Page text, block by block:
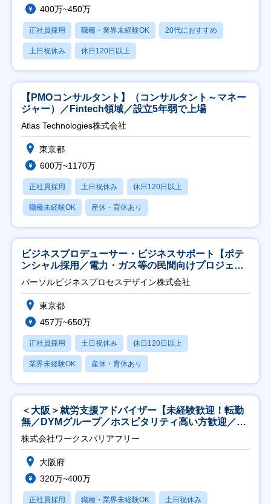
400万~450万
正社員採用 職種・業界未経験OK 20代におすすめ
土日祝休み 休日120日以上
【PMOコンサルタント】（コンサルタント～マネー
ジャー）／Fintech領域／設立5年弱で上場
Atlas Technologies株式会社
東京都
600万~1170万
正社員採用 土日祝休み 休日120日以上
職種未経験OK 産休・育休あり
ビジネスプロデューサー・ビジネスサポート【ポテ
ンシャル採用／電力・ガス等の民間向けプロジェク
ト推進】
パーソルビジネスプロセスデザイン株式会社
東京都
457万~650万
正社員採用 土日祝休み 休日120日以上
業界未経験OK 産休・育休あり
＜大阪＞就労支援アドバイザー【未経験歓迎！転勤
無／DYMグループ／ホスピタリティ高い方歓迎／土
日祝】
株式会社ワークスバリアフリー
大阪府
320万~400万
正社員採用 職種・業界未経験OK 土日祝休み